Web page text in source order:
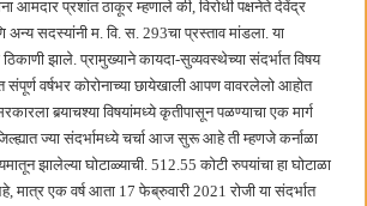
आमदार प्रशांत ठाकूर म्हणाले की, विरोधी पक्षनेते देवेंद्र
अन्य सदस्यांनी म. वि. स. 293चा प्रस्ताव मांडला. या
झाले. प्रामुख्याने कायदा-सुव्यवस्थेच्या संदर्भात विषय
वर्षभर कोरोनाच्या छायेखाली आपण वावरलेलो आहोत
बर्‍याचश्या विषयांमध्ये कृतीपासून पळण्याचा एक मार्ग
ज्या संदर्भामध्ये चर्चा आज सुरू आहे ती म्हणजे कर्नाळा
झालेल्या घोटाळ्याची. 512.55 कोटी रुपयांचा हा घोटाळा
एक वर्ष आता 17 फेब्रुवारी 2021 रोजी या संदर्भात